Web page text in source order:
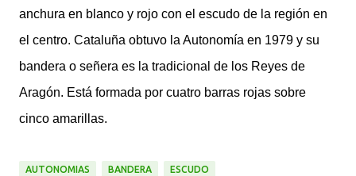
anchura en blanco y rojo con el escudo de la región en
el centro. Cataluña obtuvo la Autonomía en 1979 y su
bandera o señera es la tradicional de los Reyes de
Aragón. Está formada por cuatro barras rojas sobre
cinco amarillas.
AUTONOMIAS BANDERA ESCUDO